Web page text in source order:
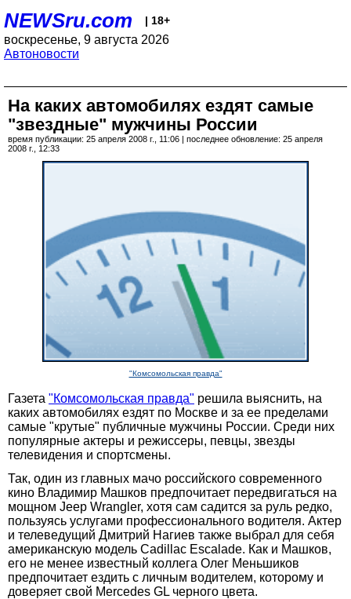
NEWSru.com | 18+
воскресенье, 9 августа 2026
Автоновости
На каких автомобилях ездят самые
"звездные" мужчины России
время публикации: 25 апреля 2008 г., 11:06 | последнее обновление: 25 апреля
2008 г., 12:33
"Комсомольская правда"
Газета "Комсомольская правда" решила выяснить, на
каких автомобилях ездят по Москве и за ее пределами
самые "крутые" публичные мужчины России. Среди них
популярные актеры и режиссеры, певцы, звезды
телевидения и спортсмены.
Так, один из главных мачо российского современного
кино Владимир Машков предпочитает передвигаться на
мощном Jeep Wrangler, хотя сам садится за руль редко,
пользуясь услугами профессионального водителя. Актер
и телеведущий Дмитрий Нагиев также выбрал для себя
американскую модель Cadillac Escalade. Как и Машков,
его не менее известный коллега Олег Меньшиков
предпочитает ездить с личным водителем, которому и
доверяет свой Mercedes GL черного цвета.